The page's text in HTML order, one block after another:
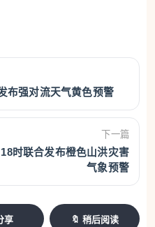
布强对流天气黄色预警
下一篇
时联合发布橙色山洪灾害
气象预警
享 🔖 稍后阅读